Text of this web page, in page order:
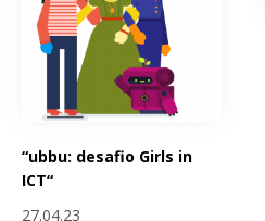
“ubbu: desafio Girls in
ICT“
27.04.23